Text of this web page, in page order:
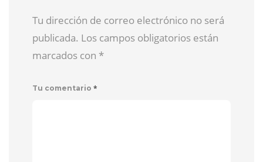
Tu dirección de correo electrónico no será
publicada. Los campos obligatorios están
marcados con *
Tu comentario *